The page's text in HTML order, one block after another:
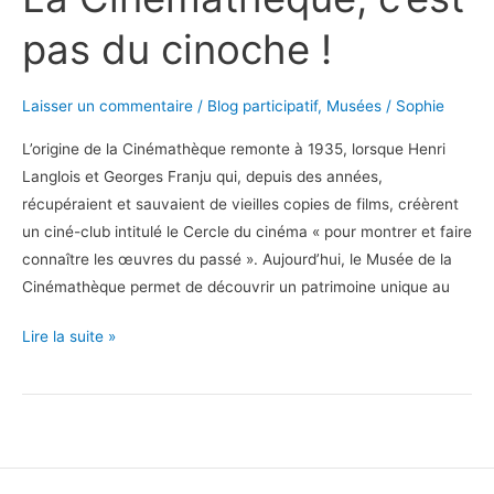
pas du cinoche !
Laisser un commentaire / Blog participatif, Musées / Sophie
L’origine de la Cinémathèque remonte à 1935, lorsque Henri
Langlois et Georges Franju qui, depuis des années,
récupéraient et sauvaient de vieilles copies de films, créèrent
un ciné-club intitulé le Cercle du cinéma « pour montrer et faire
connaître les œuvres du passé ». Aujourd’hui, le Musée de la
Cinémathèque permet de découvrir un patrimoine unique au
La
c’est
cinoche
Lire la suite »